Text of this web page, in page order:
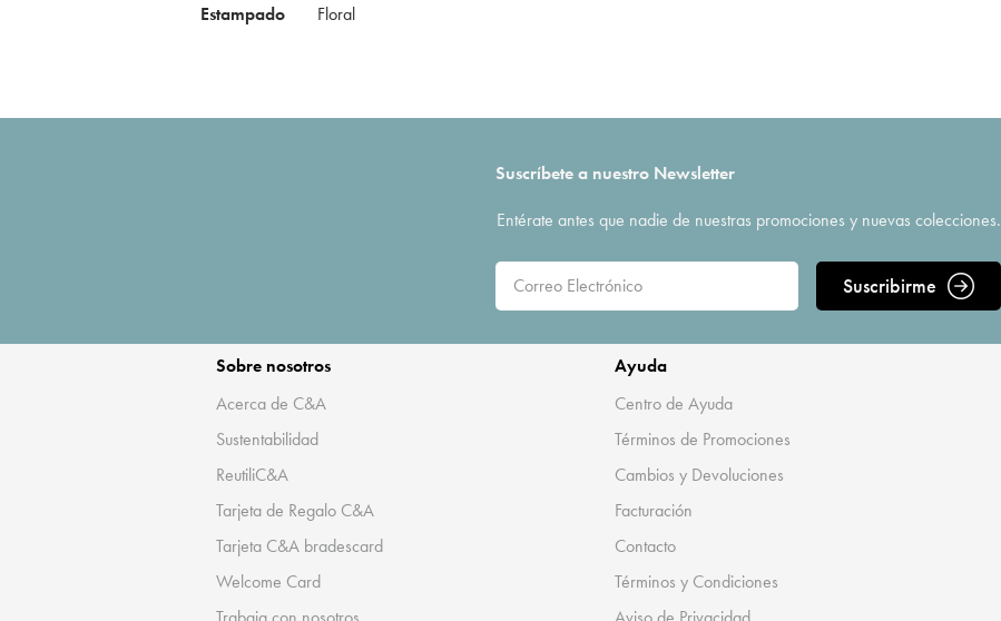
Estampado
Floral
Suscríbete a nuestro Newsletter
Entérate antes que nadie de nuestras promociones y nuevas colecciones.
Suscribirme
Sobre nosotros
Acerca de C&A
Sustentabilidad
ReutiliC&A
Tarjeta de Regalo C&A
Tarjeta C&A bradescard
Welcome Card
Ayuda
Centro de Ayuda
Términos de Promociones
Cambios y Devoluciones
Facturación
Contacto
Términos y Condiciones